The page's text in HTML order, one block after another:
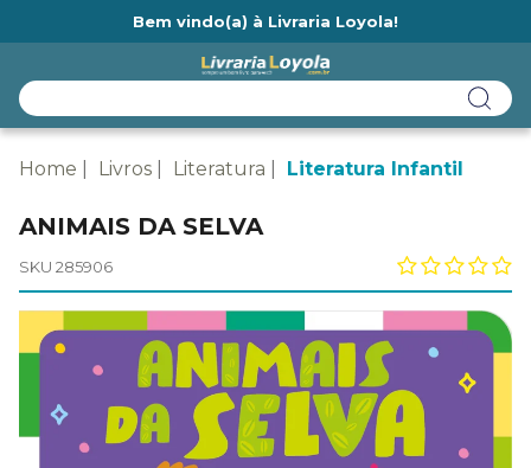
Bem vindo(a) à Livraria Loyola!
Home Livros Literatura Literatura Infantil
ANIMAIS DA SELVA
SKU 285906